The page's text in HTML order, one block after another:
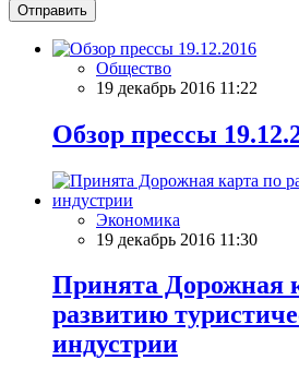
Отправить
Общество
19 декабрь 2016 11:22
Обзор прессы
Экономика
19 декабрь 2016 11:30
Принята Дорожная
развитию
индустрии